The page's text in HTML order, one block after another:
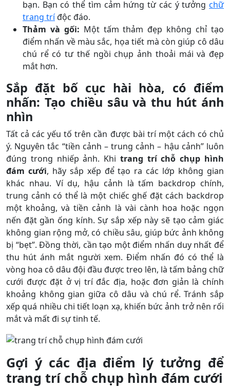
bạn. Bạn có thể tìm cảm hứng từ các ý tưởng chữ
trang tríđộc đáo.
Thảm và gối: Một tấm thảm đẹp không chỉ tạo
điểm nhấn về màu sắc, họa tiết mà còn giúp cô dâu
chú rể có tư thế ngồi chụp ảnh thoải mái và đẹp
mắt hơn.
Sắp đặt bố cục hài hòa, có điểm
nhấn: Tạo chiều sâu và thu hút ánh
nhìn
Tất cả các yếu tố trên cần được bài trí một cách có chủ
ý. Nguyên tắc “tiền cảnh – trung cảnh – hậu cảnh” luôn
đúng trong nhiếp ảnh. Khi trang trí chỗ chụp hình
đám cưới, hãy sắp xếp để tạo ra các lớp không gian
khác nhau. Ví dụ, hậu cảnh là tấm backdrop chính,
trung cảnh có thể là một chiếc ghế đặt cách backdrop
một khoảng, và tiền cảnh là vài cành hoa hoặc ngọn
nến đặt gần ống kính. Sự sắp xếp này sẽ tạo cảm giác
không gian rộng mở, có chiều sâu, giúp bức ảnh không
bị “bẹt”. Đồng thời, cần tạo một điểm nhấn duy nhất để
thu hút ánh mắt người xem. Điểm nhấn đó có thể là
vòng hoa cô dâu đội đầu được treo lên, là tấm bảng chữ
cưới được đặt ở vị trí đắc địa, hoặc đơn giản là chính
khoảng không gian giữa cô dâu và chú rể. Tránh sắp
xếp quá nhiều chi tiết loạn xạ, khiến bức ảnh trở nên rối
mắt và mất đi sự tinh tế.
Gợi ý các địa điểm lý tưởng để
trang trí chỗ chụp hình đám cưới